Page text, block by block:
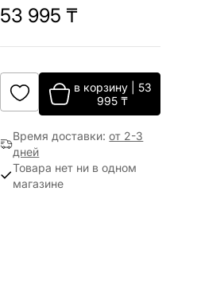
53 995 ₸
в корзину| 53
995 ₸
Время доставки:от 2-3
дней
Товара нет ни в одном
магазине